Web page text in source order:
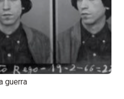
guerra